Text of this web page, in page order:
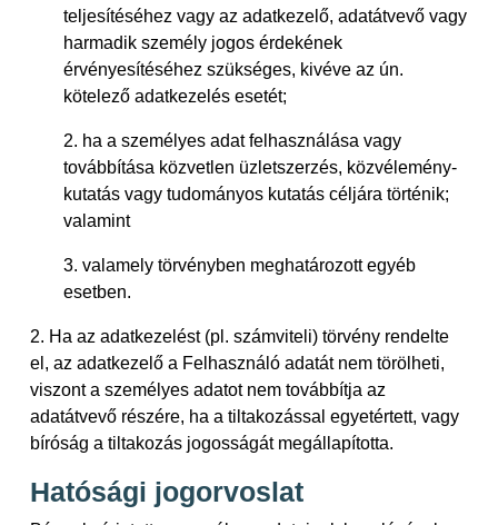
teljesítéséhez vagy az adatkezelő, adatátvevő vagy
harmadik személy jogos érdekének
érvényesítéséhez szükséges, kivéve az ún.
kötelező adatkezelés esetét;
2. ha a személyes adat felhasználása vagy
továbbítása közvetlen üzletszerzés, közvélemény-
kutatás vagy tudományos kutatás céljára történik;
valamint
3. valamely törvényben meghatározott egyéb
esetben.
2. Ha az adatkezelést (pl. számviteli) törvény rendelte
el, az adatkezelő a Felhasználó adatát nem törölheti,
viszont a személyes adatot nem továbbítja az
adatátvevő részére, ha a tiltakozással egyetértett, vagy
bíróság a tiltakozás jogosságát megállapította.
Hatósági jogorvoslat